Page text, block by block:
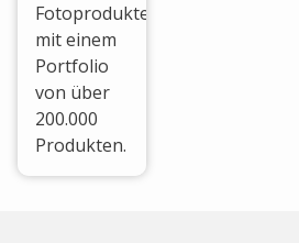
Fotoprodukte
mit einem
Portfolio
von über
200.000
Produkten.